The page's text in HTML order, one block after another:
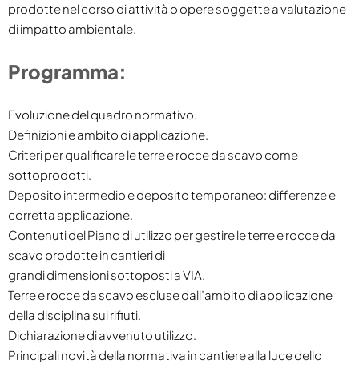
prodotte nel corso di attività o opere soggette a valutazione
di impatto ambientale.
Programma:
Evoluzione del quadro normativo.
Definizioni e ambito di applicazione.
Criteri per qualificare le terre e rocce da scavo come
sottoprodotti.
Deposito intermedio e deposito temporaneo: differenze e
corretta applicazione.
Contenuti del Piano di utilizzo per gestire le terre e rocce da
scavo prodotte in cantieri di
grandi dimensioni sottoposti a VIA.
Terre e rocce da scavo escluse dall’ambito di applicazione
della disciplina sui rifiuti.
Dichiarazione di avvenuto utilizzo.
Principali novità della normativa in cantiere alla luce dello